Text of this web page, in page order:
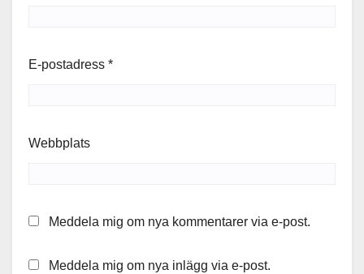
E-postadress *
Webbplats
Meddela mig om nya kommentarer via e-post.
Meddela mig om nya inlägg via e-post.